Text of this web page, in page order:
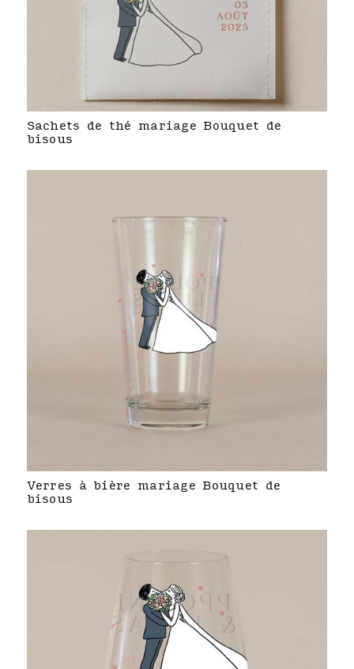
Sachets de thé mariage Bouquet de
bisous
Verres à bière mariage Bouquet de
bisous